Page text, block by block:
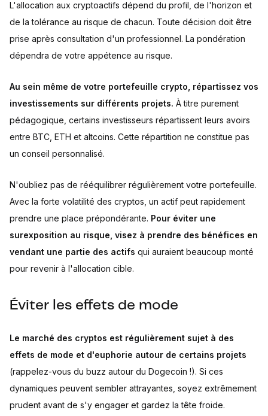
L'allocation aux cryptoactifs dépend du profil, de l'horizon et
de la tolérance au risque de chacun. Toute décision doit être
prise après consultation d'un professionnel. La pondération
dépendra de votre appétence au risque.
Au sein même de votre portefeuille crypto, répartissez vos
investissements sur différents projets. À titre purement
pédagogique, certains investisseurs répartissent leurs avoirs
entre BTC, ETH et altcoins. Cette répartition ne constitue pas
un conseil personnalisé.
N'oubliez pas de rééquilibrer régulièrement votre portefeuille.
Avec la forte volatilité des cryptos, un actif peut rapidement
prendre une place prépondérante. Pour éviter une
surexposition au risque, visez à prendre des bénéfices en
vendant une partie des actifs qui auraient beaucoup monté
pour revenir à l'allocation cible.
Éviter les effets de mode
Le marché des cryptos est régulièrement sujet à des
effets de mode et d'euphorie autour de certains projets
(rappelez-vous du buzz autour du Dogecoin !). Si ces
dynamiques peuvent sembler attrayantes, soyez extrêmement
prudent avant de s'y engager et gardez la tête froide.